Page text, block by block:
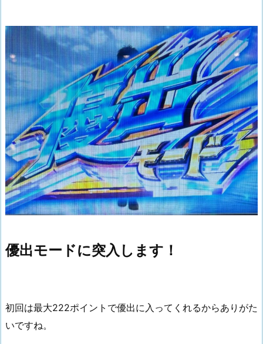
優出モードに突入します！
初回は最大222ポイントで優出に入ってくれるからありがた
いですね。